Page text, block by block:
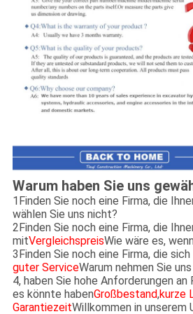
Warum haben Sie uns
1Finden Sie noch eine Firma, die
wählen Sie uns nicht?
2Finden Sie noch eine Firma, die
mitVergleichspreisWie wäre es,
3Finden Sie noch eine Firma, die
guter ServiceWarum nehmen Sie
4, haben Sie hohe Anforderungen
es könnte habenGroßbestand,kurze
GarantiezeitWillkommen in unserem